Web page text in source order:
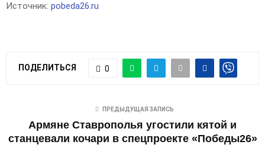
Источник: pobeda26.ru
ПОДЕЛИТЬСЯ 0
ПРЕДЫДУЩАЯ ЗАПИСЬ
Армяне Ставрополья угостили кятой и
станцевали кочари в спецпроекте «Победы26»